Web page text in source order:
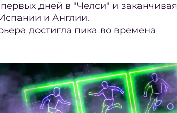
дней в "Челси" и заканчивая
и Англии.
достигла пика во времена